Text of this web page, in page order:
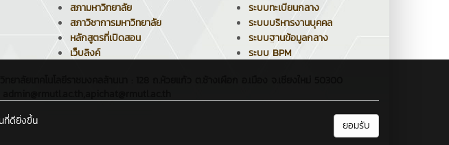
สภามหาวิทยาลัย
สภาวิชาการมหาวิทยาลัย
หลักสูตรที่เปิดสอน
เว็บลิงค์
ระบบทะเบียนกลาง
ระบบบริหารงานบุคคล
ระบบฐานข้อมูลกลาง
ระบบ BPM
ที่ดียิ่งขึ้น
ยอมรับ